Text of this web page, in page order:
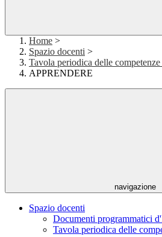
Home >
Spazio docenti >
Tavola periodica delle
APPRENDERE
navigazione
Spazio docenti
Documenti programmatici
Tavola periodica delle